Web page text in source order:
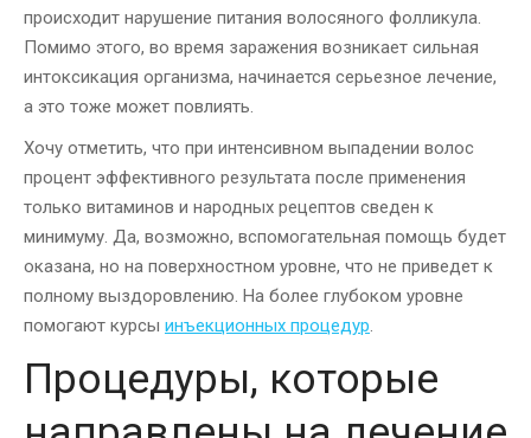
происходит нарушение питания волосяного фолликула.
Помимо этого, во время заражения возникает сильная
интоксикация организма, начинается серьезное лечение,
а это тоже может повлиять.
Хочу отметить, что при интенсивном выпадении волос
процент эффективного результата после применения
только витаминов и народных рецептов сведен к
минимуму. Да, возможно, вспомогательная помощь будет
оказана, но на поверхностном уровне, что не приведет к
полному выздоровлению. На более глубоком уровне
помогают курсы инъекционных процедур.
Процедуры, которые